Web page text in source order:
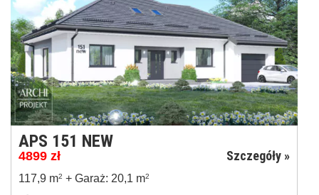
APS 151 NEW
4899 zł Szczegóły »
117,9 m2 + Garaż: 20,1 m2